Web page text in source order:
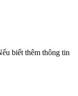
biết thêm thông tin